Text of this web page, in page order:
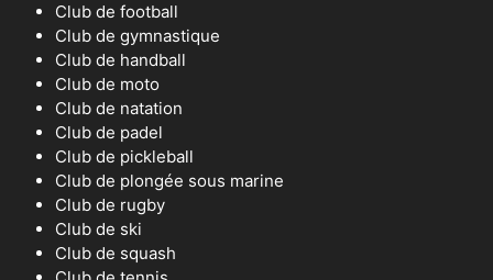
Club de football
Club de gymnastique
Club de handball
Club de moto
Club de natation
Club de padel
Club de pickleball
Club de plongée sous marine
Club de rugby
Club de ski
Club de squash